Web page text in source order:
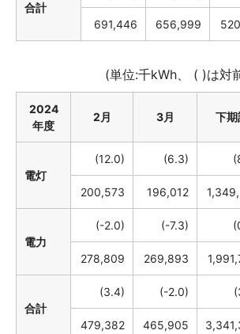
合計
691,446 656,999
(単位:千kWh、 ( )は対
2024
年度
2月 3月 下期
電灯
(12.0) (6.3)
200,573 196,012
電力
(-2.0) (-7.3)
278,809 269,893
合計
(3.4) (-2.0)
479,382 465,905